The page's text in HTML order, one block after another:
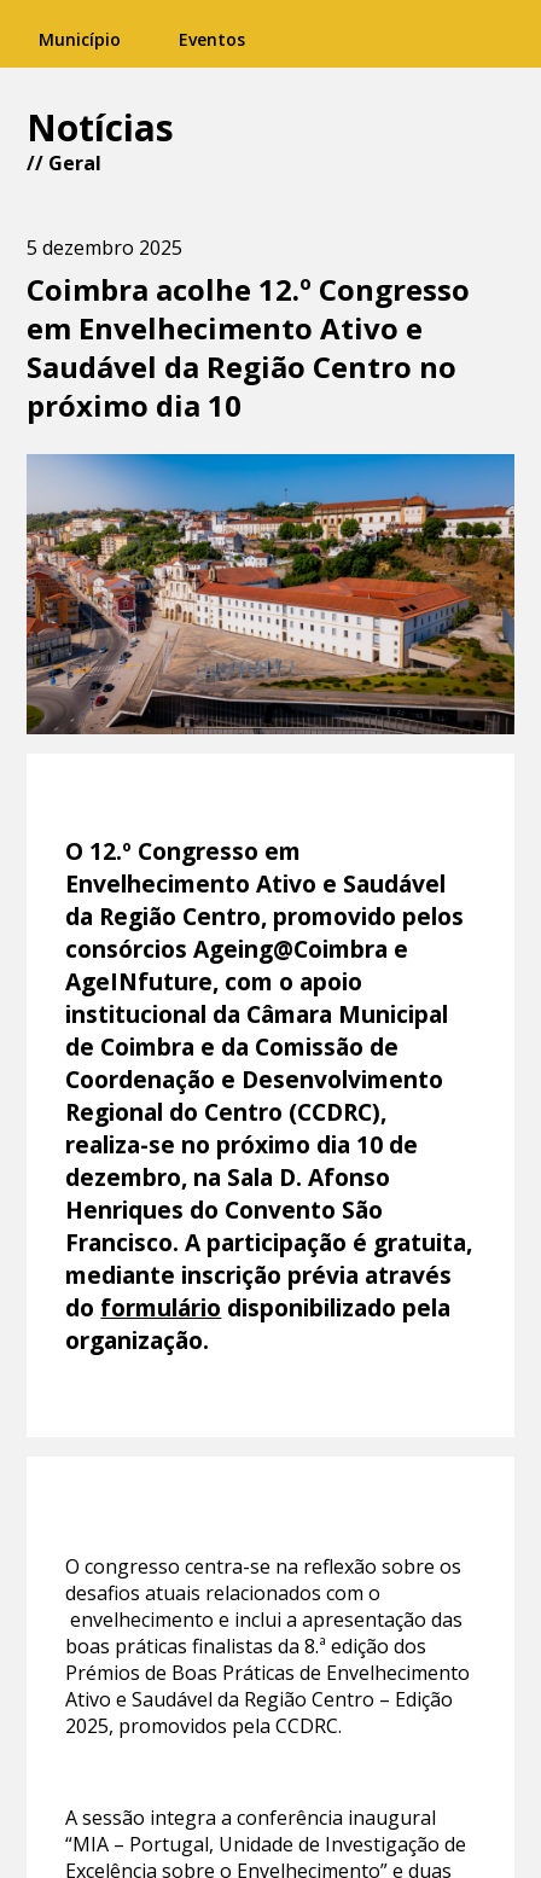
Município Eventos
Notícias
// Geral
5 dezembro 2025
Coimbra acolhe 12.º Congresso
em Envelhecimento Ativo e
Saudável da Região Centro no
próximo dia 10
O 12.º Congresso em
Envelhecimento Ativo e Saudável
da Região Centro, promovido pelos
consórcios Ageing@Coimbra e
AgeINfuture, com o apoio
institucional da Câmara Municipal
de Coimbra e da Comissão de
Coordenação e Desenvolvimento
Regional do Centro (CCDRC),
realiza-se no próximo dia 10 de
dezembro, na Sala D. Afonso
Henriques do Convento São
Francisco. A participação é gratuita,
mediante inscrição prévia através
do formulário disponibilizado pela
organização.
O congresso centra-se na reflexão sobre os
desafios atuais relacionados com o
envelhecimento e inclui a apresentação das
boas práticas finalistas da 8.ª edição dos
Prémios de Boas Práticas de Envelhecimento
Ativo e Saudável da Região Centro – Edição
2025, promovidos pela CCDRC.
A sessão integra a conferência inaugural
“MIA – Portugal, Unidade de Investigação de
Excelência sobre o Envelhecimento” e duas